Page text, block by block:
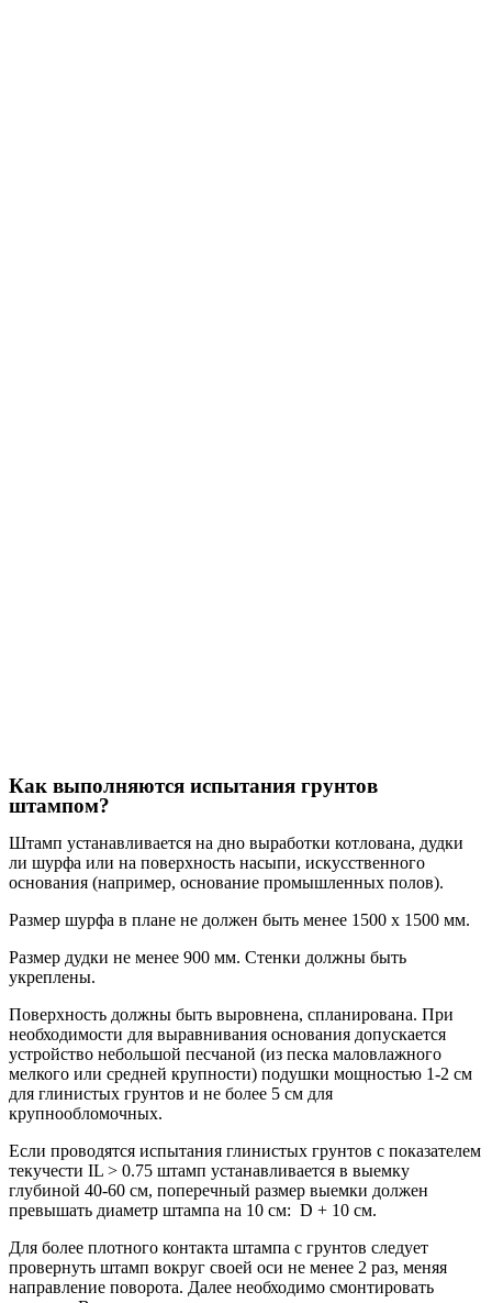
Как выполняются испытания грунтов
штампом?
Штамп устанавливается на дно выработки котлована, дудки
ли шурфа или на поверхность насыпи, искусственного
основания (например, основание промышленных полов).
Размер шурфа в плане не должен быть менее 1500 х 1500 мм.
Размер дудки не менее 900 мм. Стенки должны быть
укреплены.
Поверхность должны быть выровнена, спланирована. При
необходимости для выравнивания основания допускается
устройство небольшой песчаной (из песка маловлажного
мелкого или средней крупности) подушки мощностью 1-2 см
для глинистых грунтов и не более 5 см для
крупнообломочных.
Если проводятся испытания глинистых грунтов с показателем
текучести IL > 0.75 штамп устанавливается в выемку
глубиной 40-60 см, поперечный размер выемки должен
превышать диаметр штампа на 10 см: D + 10 см.
Для более плотного контакта штампа с грунтов следует
провернуть штамп вокруг своей оси не менее 2 раз, меняя
направление поворота. Далее необходимо смонтировать